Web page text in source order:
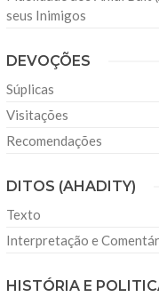
seus Inimigos
DEVOÇÕES
Súplicas
Visitações
Recomendações
DITOS (AHADITY)
Texto
Interpretação e
HISTÓRIA E